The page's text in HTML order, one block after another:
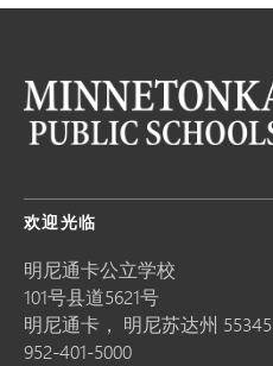
欢迎光临
明尼通卡公立学校
101号县道5621号
明尼通卡， 明尼苏达州 55345
952-401-5000